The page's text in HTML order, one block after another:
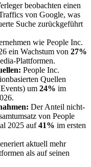
beobachten einen
von Google, was
Suche zurückgeführt
wie People Inc.
ein Wachstum von 27%
Plattformen.
People Inc.
Quellen
um 24% im
Der Anteil nicht-
von People
2025 auf41% im ersten
aktuell mehr
als auf seinen